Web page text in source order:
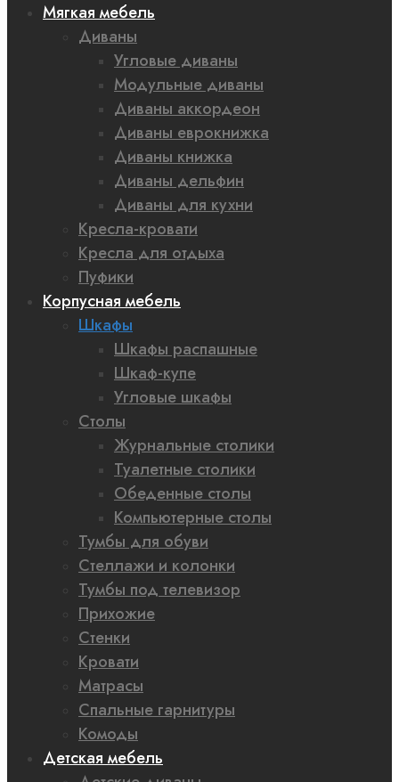
Мягкая мебель
Диваны
Угловые диваны
Модульные диваны
Диваны аккордеон
Диваны еврокнижка
Диваны книжка
Диваны дельфин
Диваны для кухни
Кресла-кровати
Кресла для отдыха
Пуфики
Корпусная мебель
Шкафы
Шкафы распашные
Шкаф-купе
Угловые шкафы
Столы
Журнальные столики
Туалетные столики
Обеденные столы
Компьютерные столы
Тумбы для обуви
Стеллажи и колонки
Тумбы под телевизор
Прихожие
Стенки
Кровати
Матрасы
Спальные гарнитуры
Комоды
Детская мебель